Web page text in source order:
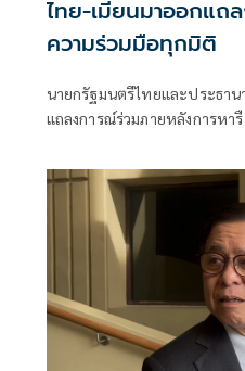
ไทย-เมียนมาออกแถ
ความร่วมมือทุกมิติ
นายกรัฐมนตรีไทยและประธา
แถลงการณ์ร่วมภายหลังการหา
ปราบปรามอาชญากรรมข้ามชา